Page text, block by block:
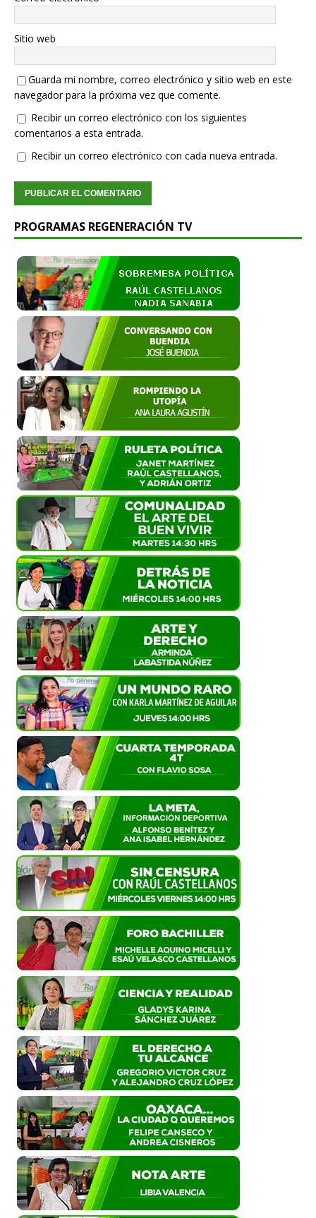
Sitio web
Guarda mi nombre, correo electrónico y sitio web en este
navegador para la próxima vez que comente.
Recibir un correo electrónico con los siguientes
comentarios a esta entrada.
Recibir un correo electrónico con cada nueva entrada.
PROGRAMAS REGENERACIÓN TV